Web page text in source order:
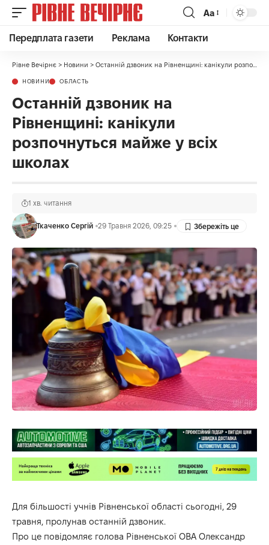
Аа
Передплата газети Реклама Контакти
Рівне Вечірнє > Новини > Останній дзвоник на Рівненщині: канікули розпочнуться майже у всіх школах
НОВИНИ ОБЛАСТЬ
Останній дзвоник на
Рівненщині: канікули
розпочнуться майже у всіх
школах
Ткаченко Сергій 29 Травня 2026, 09:25
1 хв. читання
Для більшості учнів Рівненської області сьогодні, 29
травня, пролунав останній дзвоник.
Про це повідомляє голова Рівненської ОВА Олександр